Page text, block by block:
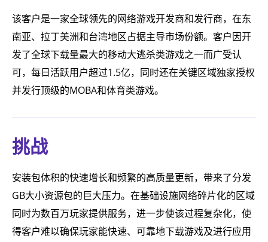
该客户是一家全球领先的网络游戏开发商和发行商，在东
南亚、拉丁美洲和台湾地区占据主导市场份额。客户因开
发了全球下载量最大的移动大逃杀类游戏之一而广受认
可，每日活跃用户超过1.5亿，同时还在关键区域独家授权
并发行顶级的MOBA和体育类游戏。
挑战
安装包体积的快速增长和频繁的高质量更新，带来了分发
GB大小资源包的巨大压力。在基础设施网络碎片化的区域
同时为数百万玩家提供服务，进一步使该过程复杂化，使
得客户难以确保玩家能快速、可靠地下载游戏及进行应用